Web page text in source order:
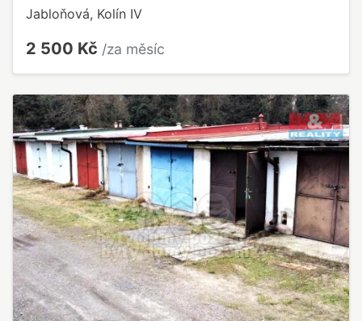
Jabloňová, Kolín IV
2 500 Kč /za měsíc